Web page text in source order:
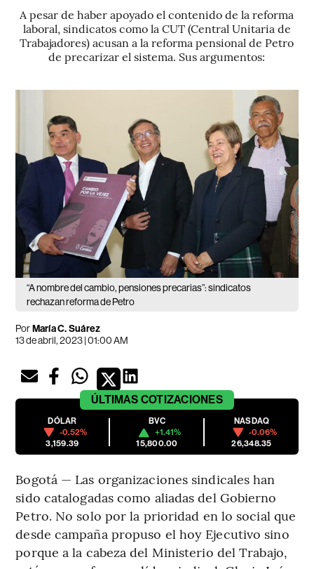
A pesar de haber apoyado el contenido de la reforma
laboral, sindicatos como la CUT (Central Unitaria de
Trabajadores) acusan a la reforma pensional de Petro
de precarizar el sistema. Sus argumentos:
“A nombre del cambio, pensiones precarias”: sindicatos
rechazan reforma de Petro
PorMaría C. Suárez
13 de abril, 2023 | 01:00 AM
ÚLTIMAS COTIZACIONES
DÓLAR
-0.52%
3,159.39
BVC
+1.41%
15,800.00
NASDAQ
-0.06%
26,348.35
Bogotá — Las organizaciones sindicales han
sido catalogadas como aliadas del Gobierno
Petro. No solo por la prioridad en lo social que
desde campaña propuso el hoy Ejecutivo sino
porque a la cabeza del Ministerio del Trabajo,